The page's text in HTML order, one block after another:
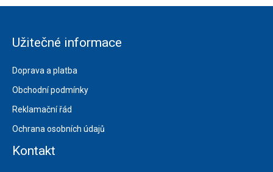
Užitečné informace
Doprava a platba
Obchodní podmínky
Reklamační řád
Ochrana osobních údajů
Kontakt